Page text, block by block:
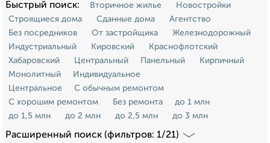
Быстрый поиск: Вторичное жилье
Новостройки
Строящиеся дома
Сданные дома
Агентство
Без посредников
От застройщика
Железнодорожный
Индустриальный
Кировский
Краснофлотский
Хабаровский
Центральный Панельный
Кирпичный
Монолитный
Индивидуальное
Центральное
С обычным ремонтом
С хорошим ремонтом
Без ремонта
до 1 млн
до 1,5 млн
до 2 млн до 2,5 млн до 3 млн
Расширенный поиск (фильтров: 1/21)